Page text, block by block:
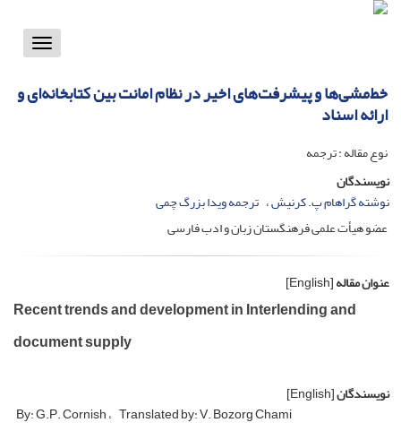
Toggle
خط‌مشی‌ها و پیشرفت‌های اخیر در نظام امانت بین کتابخانه‌ای و
ارائه اسناد
نوع مقاله : ترجمه
نویسندگان
نوشته گراهام پ. کرنیش ترجمه ویدا بزرگ چمی
عضو هیأت علمی فرهنگستان زبان و ادب فارسی
عنوان مقاله[English]
Recent trends and development in Interlending and
document supply
نویسندگان[English]
By: G.P. Cornish Translated by: V. Bozorg Chami